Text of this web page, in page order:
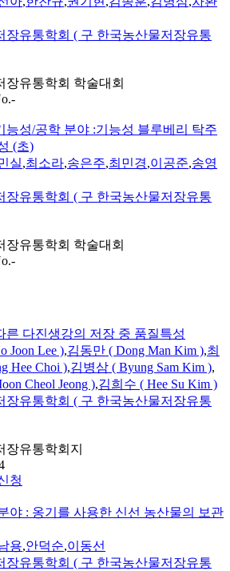
장유통학회 ( 구 한국농산물저장유통
장유통학회 학술대회
능성/공학 분야 :기능성 블루베리 탁주
(초)
실,최소라,송은주,최민경,이공준,송영
장유통학회 ( 구 한국농산물저장유통
장유통학회 학술대회
른 다진생강의 저장 중 품질특성
Joon Lee ),김동만 ( Dong Man Kim ),최
Hee Choi ),김병삼 ( Byung Sam Kim ),
Cheol Jeong ),김희수 ( Hee Su Kim )
장유통학회 ( 구 한국농산물저장유통
장유통학회지
청
야 : 옹기를 사용한 신선 농산물의 보관
용,안덕순,이동선
장유통학회 ( 구 한국농산물저장유통